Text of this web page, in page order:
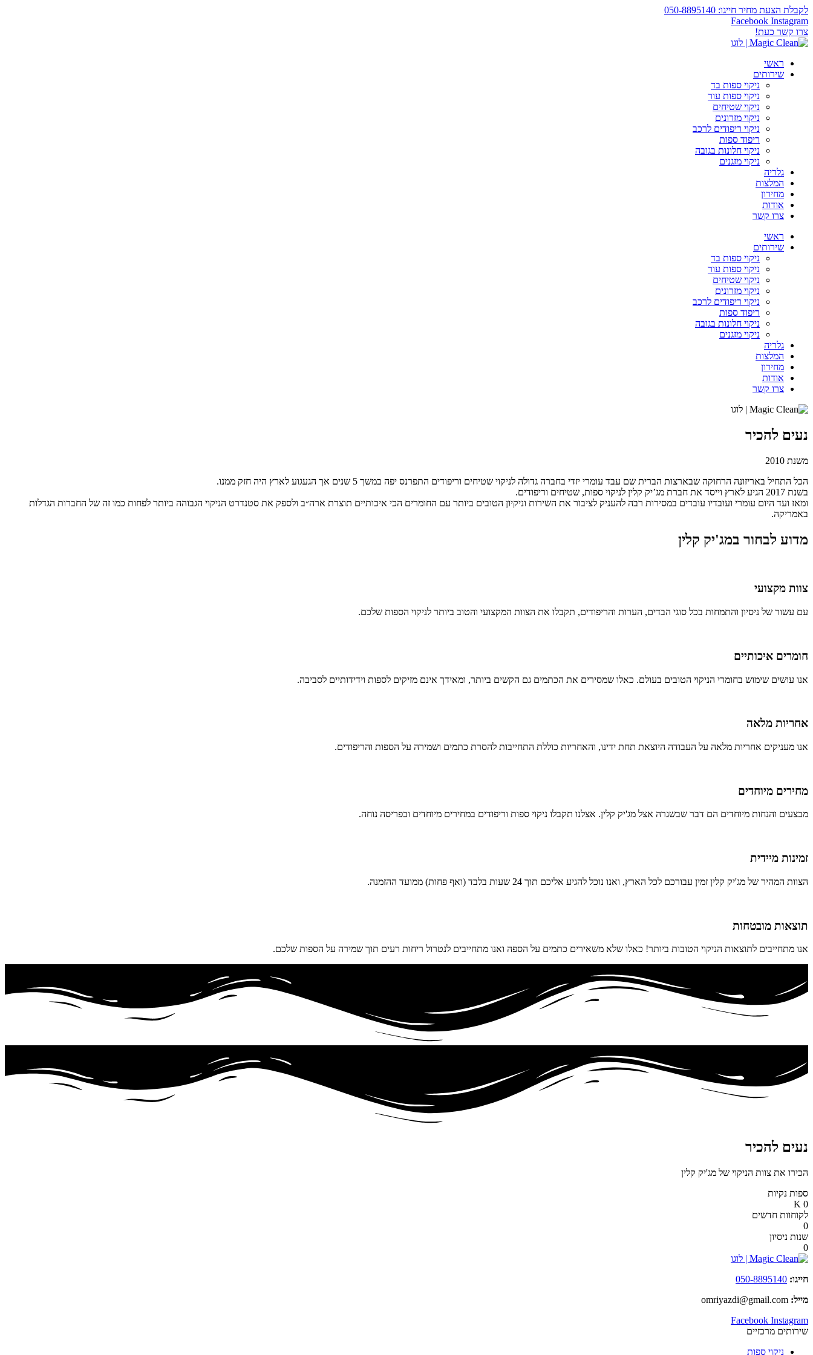
לקבלת הצעת מחיר חייגו: 050-8895140
Facebook Instagram
צרו קשר כעת!
ראשי
שירותים
ניקוי ספות בד
ניקוי ספות עור
ניקוי שטיחים
ניקוי מזרונים
ניקוי ריפודים לרכב
ריפוד ספות
ניקוי חלונות בגובה
ניקוי מזגנים
גלריה
המלצות
מחירון
אודות
צרו קשר
ראשי
שירותים
ניקוי ספות בד
ניקוי ספות עור
ניקוי שטיחים
ניקוי מזרונים
ניקוי ריפודים לרכב
ריפוד ספות
ניקוי חלונות בגובה
ניקוי מזגנים
גלריה
המלצות
מחירון
אודות
צרו קשר
נעים להכיר
משנת 2010
הכל התחיל באריזונה הרחוקה שבארצות הברית שם עבד עומרי יזדי בחברה גדולה לניקוי שטיחים וריפודים התפרנס יפה במשך 5 שנים אך הגעגוע לארץ היה חזק ממנו.
בשנת 2017 הגיע לארץ וייסד את חברת מג’יק קלין לניקוי ספות, שטיחים וריפודים.
ומאז ועד היום עומרי ועובדיו עובדים במסירות רבה להעניק לציבור את השירות וניקיון הטובים ביותר עם החומרים הכי איכותיים תוצרת ארה״ב ולספק את סטנדרט הניקוי הגבוהה ביותר לפחות כמו זה של החברות הגדלות
באמריקה.
מדוע לבחור במג'יק קלין
צוות מקצועי
עם עשור של ניסיון והתמחות בכל סוגי הבדים, הערות והריפודים, תקבלו את הצוות המקצועי והטוב ביותר לניקוי הספות שלכם.
חומרים איכותיים
אנו עושים שימוש בחומרי הניקוי הטובים בעולם. כאלו שמסירים את הכתמים גם הקשים ביותר, ומאידך אינם מזיקים לספות וידידותיים לסביבה.
אחריות מלאה
אנו מעניקים אחריות מלאה על העבודה היוצאת תחת ידינו, והאחריות כוללת התחייבות להסרת כתמים ושמירה על הספות והריפודים.
מחירים מיוחדים
מבצעים והנחות מיוחדים הם דבר שבשגרה אצל מג'יק קלין. אצלנו תקבלו ניקוי ספות וריפודים במחירים מיוחדים ובפריסה נוחה.
זמינות מיידית
הצוות המהיר של מג'יק קלין זמין עבורכם לכל הארץ, ואנו נוכל להגיע אליכם תוך 24 שעות בלבד (ואף פחות) ממועד ההזמנה.
תוצאות מובטחות
אנו מתחייבים לתוצאות הניקוי הטובות ביותר! כאלו שלא משאירים כתמים על הספה ואנו מתחייבים לנטרול ריחות רעים תוך שמירה על הספות שלכם.
נעים להכיר
הכירו את צוות הניקוי של מג'יק קלין
ספות נקיות
0
K
לקוחוות חדשים
0
שנות ניסיון
0
חייגו: 050-8895140
מייל:
Facebook Instagram
שירותים מרכזיים
ניקוי ספות